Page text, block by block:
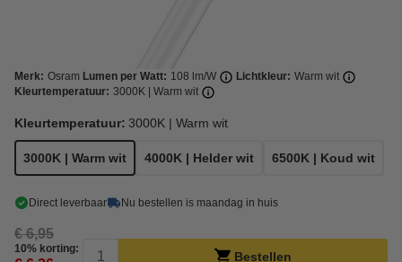
Merk: Osram Lumen per Watt: 108 lm/W Lichtkleur: Warm wit
Kleurtemperatuur: 3000K | Warm wit
Kleurtemperatuur: 3000K | Warm wit
3000K | Warm wit 4000K | Helder wit 6500K | Koud wit
Direct leverbaar Nu bestellen is maandag in huis
€ 6,95
10% korting:
Bestellen